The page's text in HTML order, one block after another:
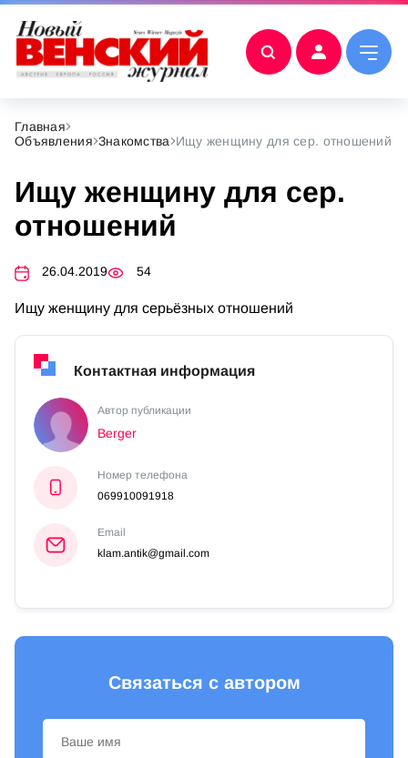
Главная
Объявления Знакомства Ищу женщину для сер. отношений
Ищу женщину для сер.
отношений
26.04.2019 54
Ищу женщину для серьёзных отношений
Контактная информация
Автор публикации
Berger
Номер телефона
069910091918
Email
klam.antik@gmail.com
Связаться с автором